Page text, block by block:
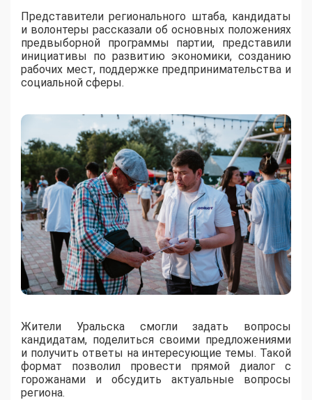
Представители регионального штаба, кандидаты
и волонтеры рассказали об основных положениях
предвыборной программы партии, представили
инициативы по развитию экономики, созданию
рабочих мест, поддержке предпринимательства и
социальной сферы.
Жители Уральска смогли задать вопросы
кандидатам, поделиться своими предложениями
и получить ответы на интересующие темы. Такой
формат позволил провести прямой диалог с
горожанами и обсудить актуальные вопросы
региона.